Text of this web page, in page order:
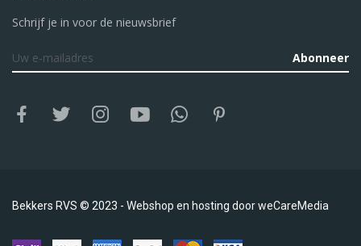
Schrijf je in voor de nieuwsbrief
Abonneer
Bekkers RVS © 2023 - Webshop en hosting doorweCareMedia